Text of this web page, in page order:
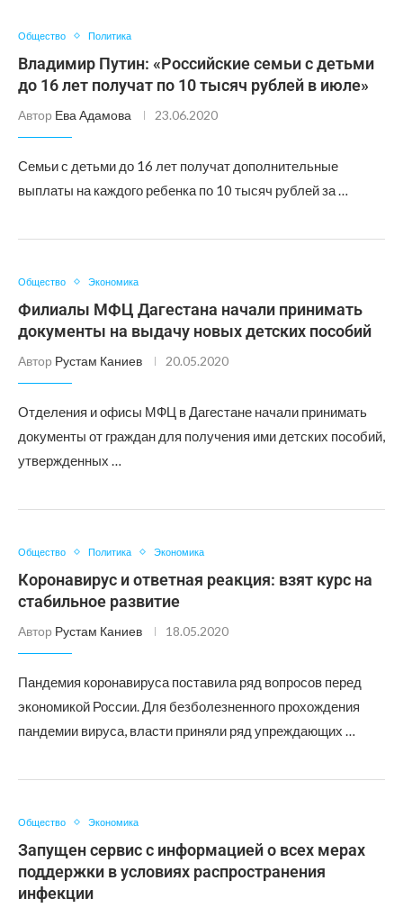
Общество Политика
Владимир Путин: «Российские семьи с детьми
до 16 лет получат по 10 тысяч рублей в июле»
Автор Ева Адамова 23.06.2020
Семьи с детьми до 16 лет получат дополнительные
выплаты на каждого ребенка по 10 тысяч рублей за …
Общество Экономика
Филиалы МФЦ Дагестана начали принимать
документы на выдачу новых детских пособий
Автор Рустам Каниев 20.05.2020
Отделения и офисы МФЦ в Дагестане начали принимать
документы от граждан для получения ими детских пособий,
утвержденных …
Общество Политика Экономика
Коронавирус и ответная реакция: взят курс на
стабильное развитие
Автор Рустам Каниев 18.05.2020
Пандемия коронавируса поставила ряд вопросов перед
экономикой России. Для безболезненного прохождения
пандемии вируса, власти приняли ряд упреждающих …
Общество Экономика
Запущен сервис с информацией о всех мерах
поддержки в условиях распространения
инфекции